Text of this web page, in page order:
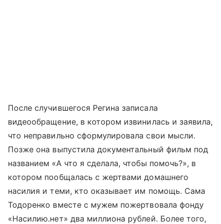
После случившегося Регина записала
видеообращение, в котором извинилась и заявила,
что неправильно сформулировала свои мысли.
Позже она выпустила документальный фильм под
названием «А что я сделала, чтобы помочь?», в
котором пообщалась с жертвами домашнего
насилия и теми, кто оказывает им помощь. Сама
Тодоренко вместе с мужем пожертвовала фонду
«Насилию.нет» два миллиона рублей. Более того,